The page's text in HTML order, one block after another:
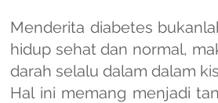
Menderita diabetes
hidup sehat dan normal,
darah selalu dalam dalam
Hal ini memang menjadi